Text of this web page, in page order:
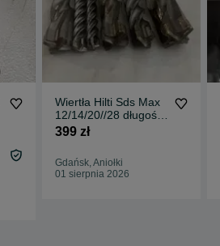
Wiertła Hilti Sds Max
12/14/20//28 długość
calkowita 1300
399 zł
Gdańsk, Aniołki
01 sierpnia 2026